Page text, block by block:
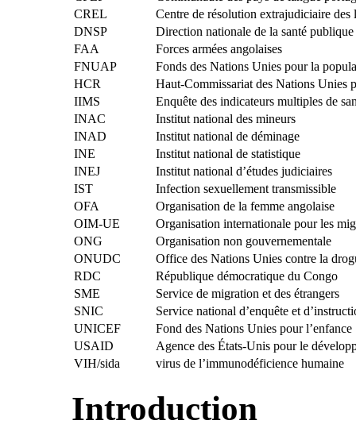
CREL
Centre de résolution extrajudiciaire des
DNSP
Direction nationale de la santé publique
FAA
Forces armées angolaises
FNUAP
Fonds des Nations Unies pour la
HCR
Haut-Commissariat des Nations Unies
IIMS
Enquête des indicateurs multiples de
INAC
Institut national des mineurs
INAD
Institut national de déminage
INE
Institut national de statistique
INEJ
Institut national d’études judiciaires
IST
Infection sexuellement transmissible
OFA
Organisation de la femme angolaise
OIM-UE
Organisation internationale pour les
ONG
Organisation non gouvernementale
ONUDC
Office des Nations Unies contre la
RDC
République démocratique du Congo
SME
Service de migration et des étrangers
SNIC
Service national d’enquête et
UNICEF
Fond des Nations Unies pour l’enfance
USAID
Agence des États-Unis pour le
VIH/sida
virus de l’immunodéficience humaine
Introduction